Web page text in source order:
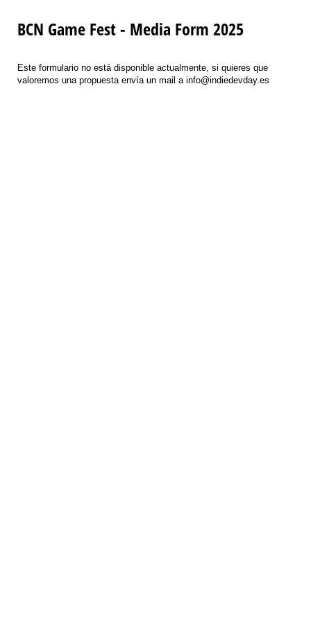
BCN Game Fest - Media Form 2025
Este formulario no está disponible actualmente, si quieres que
valoremos una propuesta envía un mail a info@indiedevday.es